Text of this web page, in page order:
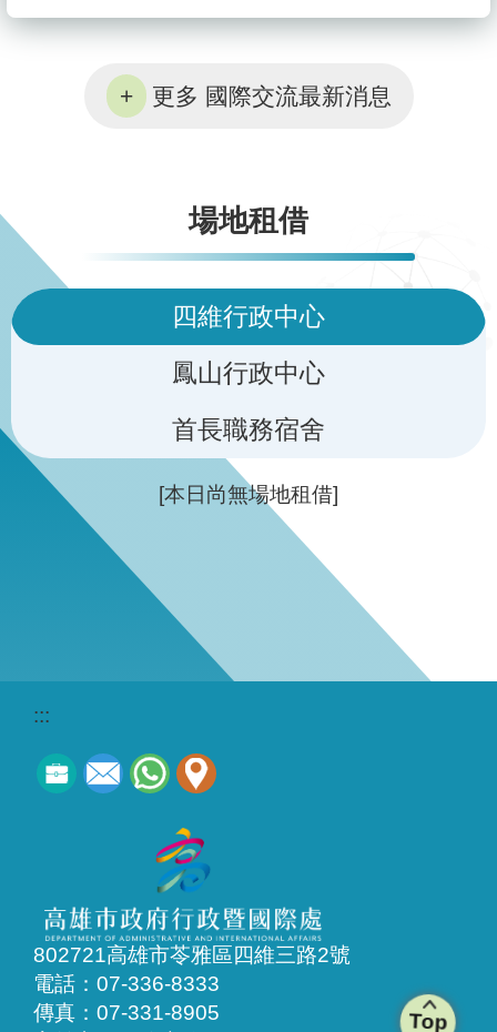
更多 國際交流最新消息
場地租借
四維行政中心
鳳山行政中心
首長職務宿舍
[本日尚無場地租借]
:::
802721高雄市苓雅區四維三路2號
電話：07-336-8333
傳真：07-331-8905
Top